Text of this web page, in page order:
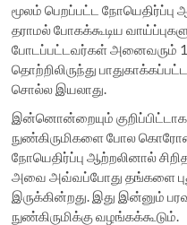
மூலம் பெறப்பட்ட
தராமல் போகக்கூடிய
போடப்பட்டவர்கள் அனைவரும்
தொற்றிலிருந்து
சொல்ல இயலாது.
இன்னொன்றையும்
நுண்கிருமிகளை போல
நோயெதிர்ப்பு ஆற்றலினால்
அவை அவ்வப்போது தங்களை
இருக்கின்றது. இது இன்னும்
நுண்கிருமிக்கு வழங்கக்கூடும்.